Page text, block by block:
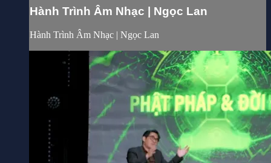
Hành Trình Âm Nhạc | Ngọc Lan
Hành Trình Âm Nhạc | Ngọc Lan